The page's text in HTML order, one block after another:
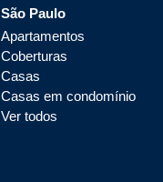
São Paulo
Apartamentos
Coberturas
Casas
Casas em condomínio
Ver todos